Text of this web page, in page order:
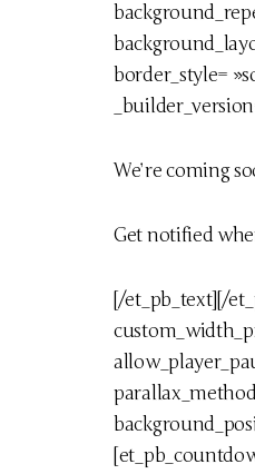
border_style=
We’re coming
Get notified
[/et_pb_text][/